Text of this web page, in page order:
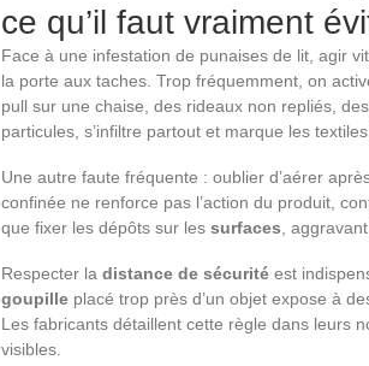
ce qu’il faut vraiment
Face à une infestation de punaises de lit, agir
la porte aux taches. Trop fréquemment, on
pull sur une chaise, des rideaux non repliés,
particules, s’infiltre partout et marque les
Une autre faute fréquente : oublier d’aérer
confinée ne renforce pas l’action du produit,
que fixer les dépôts sur les surfaces ,
Respecter la distance de sécurité est
goupille placé trop près d’un objet expose à
Les fabricants détaillent cette règle dans leurs
visibles.